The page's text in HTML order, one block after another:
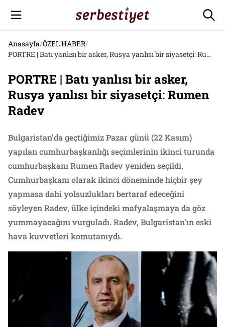
Anasayfa/ÖZEL HABER/
PORTRE | Batı yanlısı bir asker, Rusya yanlısı bir siyasetçi: Rumen Radev
PORTRE | Batı yanlısı bir asker,
Rusya yanlısı bir siyasetçi: Rumen
Radev
Bulgaristan’da geçtiğimiz Pazar günü (22 Kasım)
yapılan cumhurbaşkanlığı seçimlerinin ikinci turunda
cumhurbaşkanı Rumen Radev yeniden seçildi.
Cumhurbaşkanı olarak ikinci döneminde hiçbir şey
yapmasa dahi yolsuzlukları bertaraf edeceğini
söyleyen Radev, ülke içindeki mafyalaşmaya da göz
yummayacağını vurguladı. Radev, Bulgaristan’ın eski
hava kuvvetleri komutanıydı.